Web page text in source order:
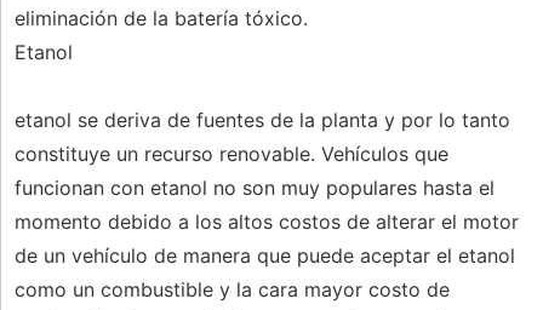
eliminación de la batería tóxico.
Etanol
etanol se deriva de fuentes de la planta y por lo tanto
constituye un recurso renovable. Vehículos que
funcionan con etanol no son muy populares hasta el
momento debido a los altos costos de alterar el motor
de un vehículo de manera que puede aceptar el etanol
como un combustible y la cara mayor costo de